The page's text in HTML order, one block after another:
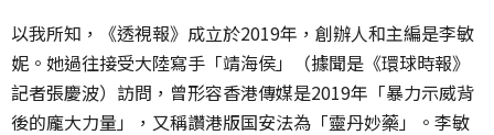
以我所知，《透視報》成立於2019年，創辦人和主編是李敏
妮。她過往接受大陸寫手「靖海侯」（據聞是《環球時報》
記者張慶波）訪問，曾形容香港傳媒是2019年「暴力示威背
後的龐大力量」，又稱讚港版国安法為「靈丹妙藥」。李敏